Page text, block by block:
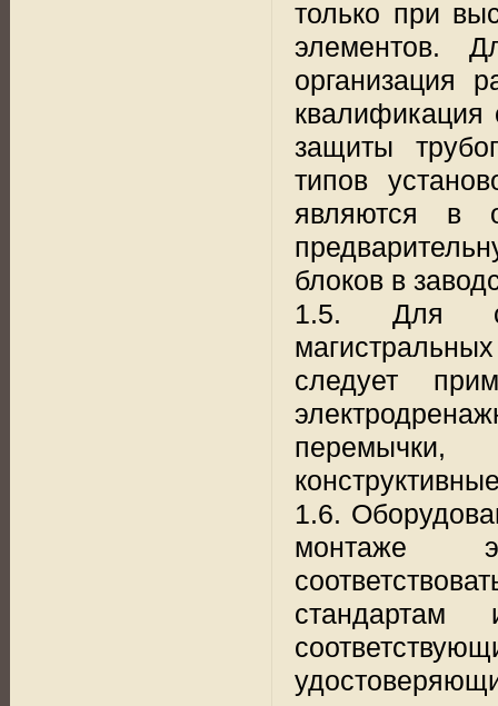
только при
элементов.
организация
квалификация
защиты
типов
являются в
блоков в
1.5. Для
следует
перемычки,
1.6.
монтаже